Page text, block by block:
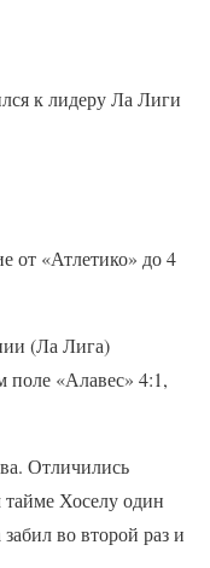
к лидеру Ла Лиги
от «Атлетико» до 4
(Ла Лига)
поле «Алавес» 4:1,
Отличились
Хоселу один
во второй раз и